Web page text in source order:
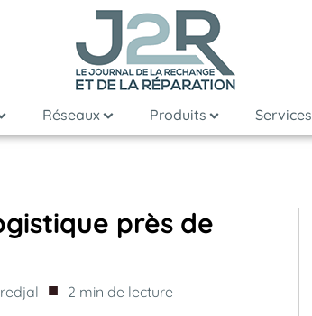
Réseaux Produits Services
près de
■ 2 min de lecture